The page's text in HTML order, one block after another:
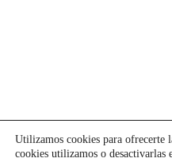
Utilizamos cookies para ofrecerte
cookies utilizamos o desactivarlas